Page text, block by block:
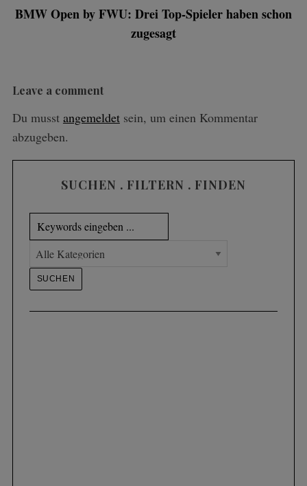
BMW Open by FWU: Drei Top-Spieler haben schon
zugesagt
Leave a comment
Du musst angemeldetsein, um einen Kommentar
abzugeben.
SUCHEN . FILTERN . FINDEN